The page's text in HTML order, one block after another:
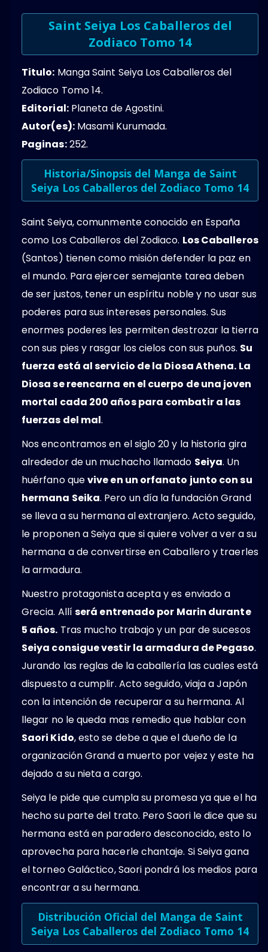
Saint Seiya Los Caballeros del
Zodiaco Tomo 14
Titulo: Manga Saint Seiya Los Caballeros del
Zodiaco Tomo 14.
Editorial:Planeta de Agostini.
Autor(es):Masami Kurumada.
Paginas:252.
Historia/Sinopsis del Manga de Saint
Seiya Los Caballeros del Zodiaco Tomo 14
Saint Seiya, comunmente conocido en España
como Los Caballeros del Zodiaco. Los Caballeros
(Santos) tienen como misión defender la paz en
el mundo. Para ejercer semejante tarea deben
de ser justos, tener un espíritu noble y no usar sus
poderes para sus intereses personales. Sus
enormes poderes les permiten destrozar la tierra
con sus pies y rasgar los cielos con sus puños. Su
fuerza está al servicio de la Diosa Athena. La
Diosa se reencarna en el cuerpo de una joven
mortal cada 200 años para combatir a las
fuerzas del mal.
Nos encontramos en el siglo 20 y la historia gira
alrededor de un muchacho llamado Seiya. Un
huérfano quevive en un orfanato junto con su
hermana Seika. Pero un día la fundación Grand
se lleva a su hermana al extranjero. Acto seguido,
le proponen a Seiya que si quiere volver a ver a su
hermana a de convertirse en Caballero y traerles
la armadura.
Nuestro protagonista acepta y es enviado a
Grecia. Allíserá entrenado por Marin durante
5 años. Tras mucho trabajo y un par de sucesos
Seiya consigue vestir la armadura de Pegaso.
Jurando las reglas de la caballería las cuales está
dispuesto a cumplir. Acto seguido, viaja a Japón
con la intención de recuperar a su hermana. Al
llegar no le queda mas remedio que hablar con
Saori Kido, esto se debe a que el dueño de la
organización Grand a muerto por vejez y este ha
dejado a su nieta a cargo.
Seiya le pide que cumpla su promesa ya que el ha
hecho su parte del trato. Pero Saori le dice que su
hermana está en paradero desconocido, esto lo
aprovecha para hacerle chantaje. Si Seiya gana
el torneo Galáctico, Saori pondrá los medios para
encontrar a su hermana.
Distribución Oficial del Manga de Saint
Seiya Los Caballeros del Zodiaco Tomo 14